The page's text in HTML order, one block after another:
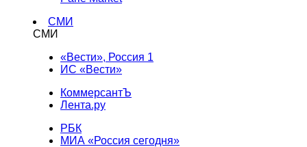
СМИ
СМИ
«Вести», Россия 1
ИС «Вести»
КоммерсантЪ
Лента.ру
РБК
МИА «Россия сегодня»